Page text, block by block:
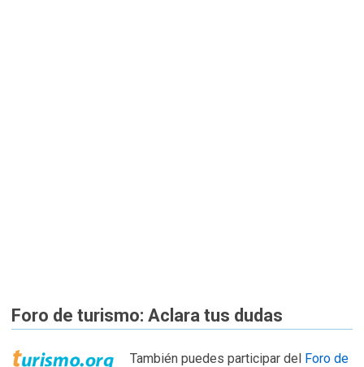
Foro de turismo: Aclara tus dudas
También puedes participar del Foro de